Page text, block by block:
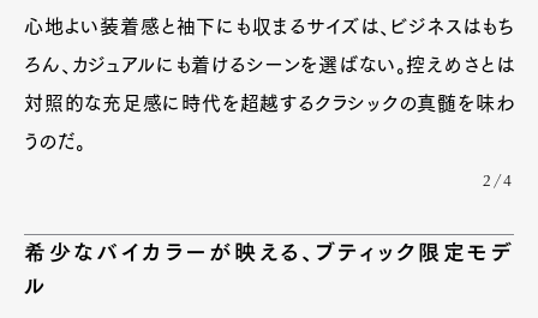
Official Columnist
About
心地よい装着感と袖下にも収まるサイズは、ビジネスはもち
ろん、カジュアルにも着けるシーンを選ばない。控えめさとは
対照的な充足感に時代を超越するクラシックの真髄を味わ
うのだ。
2/4
希少なバイカラーが映える、ブティック限定モデ
ル